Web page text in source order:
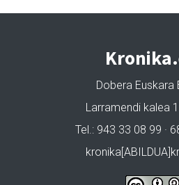
Dobera Euskara
Larramendi kalea
Tel.: 943 33 08 99 ·